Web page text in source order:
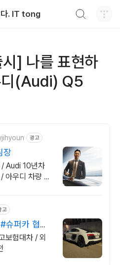
. IT tong
] 나를 표현하
디(Audi) Q5
광고
장
Audi 10년차
아우디 차량 문
고
슈퍼카 협찬
보험대차 / 외